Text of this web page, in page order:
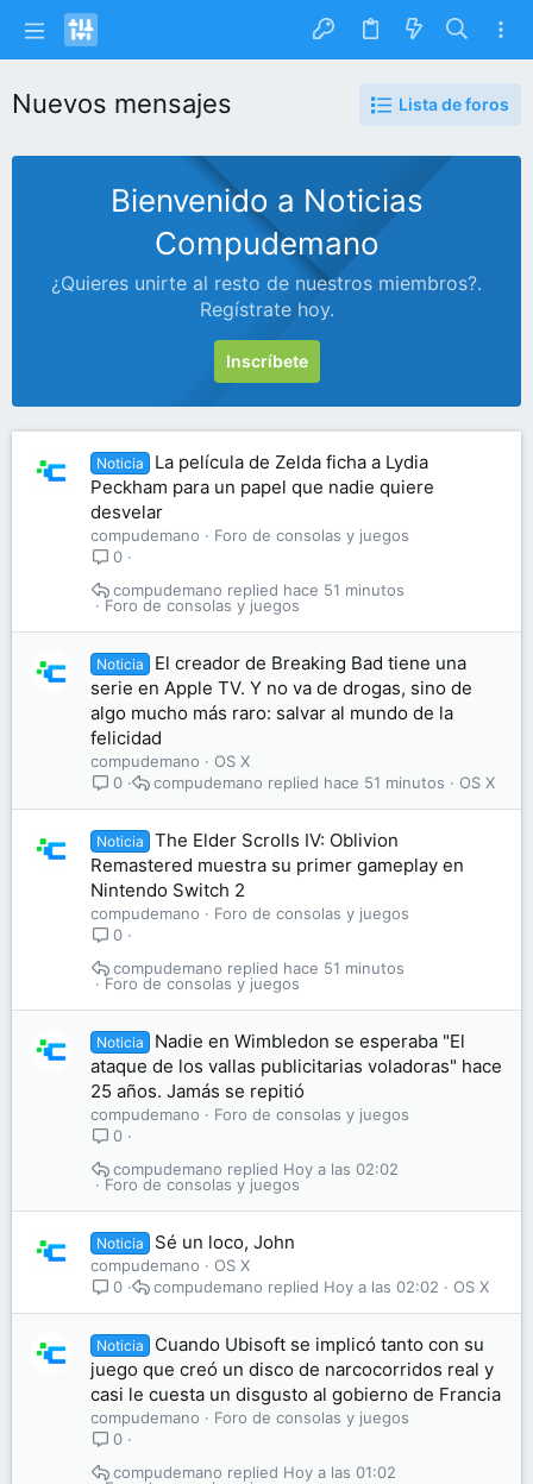
Nuevos mensajes Lista de foros
Bienvenido a Noticias
Compudemano
¿Quieres unirte al resto de nuestros miembros?.
Regístrate hoy.
Inscríbete
Noticia
La película de Zelda ficha a Lydia
Peckham para un papel que nadie quiere
desvelar
compudemano
Foro de consolas y juegos
0
Foro de consolas y juegos
hace 51 minutos
compudemano
Noticia
El creador de Breaking Bad tiene una
serie en Apple TV. Y no va de drogas, sino de
algo mucho más raro: salvar al mundo de la
felicidad
compudemano
OS X
0
OS X
hace 51 minutos
compudemano
Noticia
The Elder Scrolls IV: Oblivion
Remastered muestra su primer gameplay en
Nintendo Switch 2
compudemano
Foro de consolas y juegos
0
Foro de consolas y juegos
hace 51 minutos
compudemano
Noticia
Nadie en Wimbledon se esperaba "El
ataque de los vallas publicitarias voladoras" hace
25 años. Jamás se repitió
compudemano
Foro de consolas y juegos
0
Foro de consolas y juegos
Hoy a las 02:02
compudemano
Noticia Sé un loco, John
compudemano
OS X
0
OS X
Hoy a las 02:02
compudemano
Noticia
Cuando Ubisoft se implicó tanto con su
juego que creó un disco de narcocorridos real y
casi le cuesta un disgusto al gobierno de Francia
compudemano
Foro de consolas y juegos
0
Hoy a las 01:02
compudemano